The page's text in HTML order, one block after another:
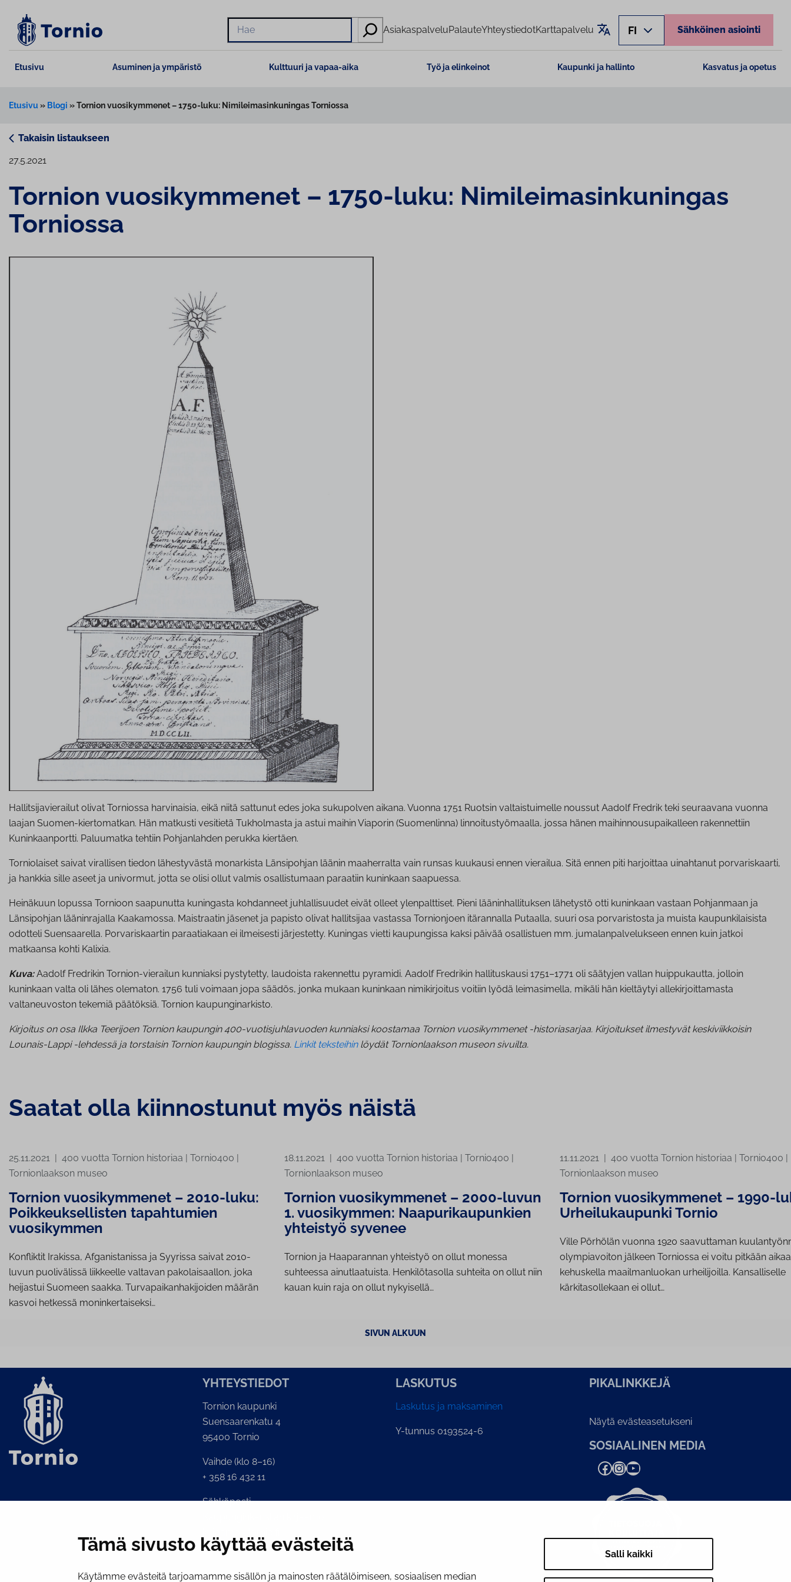
Tämä sivusto käyttää evästeitä
Käytämme evästeitä tarjoamamme sisällön ja mainosten räätälöimiseen, sosiaalisen median
Salli kaikki
sisältöön
Hae
AsiakaspalveluPalauteYhteystiedotKarttapalvelu Käännä sivu
FI Sähköinen asiointi
Etusivu Asuminen ja ympäristö Kulttuuri ja vapaa-aika Työ ja elinkeinot Kaupunki ja hallinto Kasvatus ja opetus
Etusivu » Blogi »Tornion vuosikymmenet – 1750-luku: Nimileimasinkuningas Torniossa
Takaisin listaukseen
27.5.2021
Tornion vuo­si­kym­me­net – 1750-luku: Ni­mi­lei­ma­sin­ku­nin­gas
Torniossa
Hallitsijavierailut olivat Torniossa harvinaisia, eikä niitä sattunut edes joka sukupolven aikana. Vuonna 1751 Ruotsin valtaistuimelle noussut Aadolf Fredrik teki seuraavana vuonna
laajan Suomen-kiertomatkan. Hän matkusti vesitietä Tukholmasta ja astui maihin Viaporin (Suomenlinna) linnoitustyömaalla, jossa hänen maihinnousupaikalleen rakennettiin
Kuninkaanportti. Paluumatka tehtiin Pohjanlahden perukka kiertäen.
Torniolaiset saivat virallisen tiedon lähestyvästä monarkista Länsipohjan läänin maaherralta vain runsas kuukausi ennen vierailua. Sitä ennen piti harjoittaa uinahtanut porvariskaarti,
ja hankkia sille aseet ja univormut, jotta se olisi ollut valmis osallistumaan paraatiin kuninkaan saapuessa.
Heinäkuun lopussa Tornioon saapunutta kuningasta kohdanneet juhlallisuudet eivät olleet ylenpalttiset. Pieni lääninhallituksen lähetystö otti kuninkaan vastaan Pohjanmaan ja
Länsipohjan lääninrajalla Kaakamossa. Maistraatin jäsenet ja papisto olivat hallitsijaa vastassa Tornionjoen itärannalla Putaalla, suuri osa porvaristosta ja muista kaupunkilaisista
odotteli Suensaarella. Porvariskaartin paraatiakaan ei ilmeisesti järjestetty. Kuningas vietti kaupungissa kaksi päivää osallistuen mm. jumalanpalvelukseen ennen kuin jatkoi
matkaansa kohti Kalixia.
Kuva: Aadolf Fredrikin Tornion-vierailun kunniaksi pystytetty, laudoista rakennettu pyramidi. Aadolf Fredrikin hallituskausi 1751–1771 oli säätyjen vallan huippukautta, jolloin
kuninkaan valta oli lähes olematon. 1756 tuli voimaan jopa säädös, jonka mukaan kuninkaan nimikirjoitus voitiin lyödä leimasimella, mikäli hän kieltäytyi allekirjoittamasta
valtaneuvoston tekemiä päätöksiä. Tornion kaupunginarkisto.
Kirjoitus on osa Ilkka Teerijoen Tornion kaupungin 400-vuotisjuhlavuoden kunniaksi koostamaa Tornion vuosikymmenet -historiasarjaa. Kirjoitukset ilmestyvät keskiviikkoisin
Lounais-Lappi -lehdessä ja torstaisin Tornion kaupungin blogissa. Linkit teksteihinlöydät Tornionlaakson museon sivuilta.
Saatat olla kiinnostunut myös näistä
25.11.2021 | 400 vuotta Tornion historiaa | Tornio400 |
Tornionlaakson museo
Tornion vuosikymmenet – 2010-luku:
Poikkeuksellisten tapahtumien
vuosikymmen
Konfliktit Irakissa, Afganistanissa ja Syyrissa saivat 2010-
luvun puolivälissä liikkeelle valtavan pakolaisaallon, joka
heijastui Suomeen saakka. Turvapaikanhakijoiden määrän
kasvoi hetkessä moninkertaiseksi…
18.11.2021 | 400 vuotta Tornion historiaa | Tornio400 |
Tornionlaakson museo
Tornion vuosikymmenet – 2000-luvun
1. vuosikymmen: Naapurikaupunkien
yhteistyö syvenee
Tornion ja Haaparannan yhteistyö on ollut monessa
suhteessa ainutlaatuista. Henkilötasolla suhteita on ollut niin
kauan kuin raja on ollut nykyisellä…
11.11.2021 | 400 vuotta Tornion historiaa | Tornio400 |
Tornionlaakson museo
Tornion vuosikymmenet – 1990-
Urheilukaupunki Tornio
Ville Pörhölän vuonna 1920 saavuttaman
olympiavoiton jälkeen Torniossa ei voitu pitkään
kehuskella maailmanluokan urheilijoilla. Kansalliselle
kärkitasollekaan ei ollut…
SIVUN ALKUUN
YH­TEYS­TIE­DOT
Tornion kaupunki
Suensaarenkatu 4
95400 Tornio
Vaihde (klo 8–16)
+ 358 16 432 11
Sähköposti
LASKUTUS
Laskutus ja maksaminen
Y-tunnus 0193524-6
PI­KA­LINK­KE­JÄ
Näytä evästeasetukseni
SOSIAALINEN MEDIA
Facebook InstagramYouTube